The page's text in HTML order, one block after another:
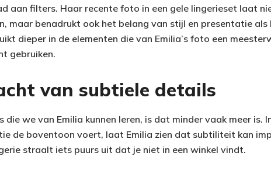
aan filters. Haar recente foto in een gele lingerieset laat
maar benadrukt ook het belang van stijl en presentatie
dieper in de elementen die van Emilia’s foto een
gebruiken.
van subtiele details
die we van Emilia kunnen leren, is dat minder vaak meer is.
de boventoon voert, laat Emilia zien dat subtiliteit kan
straalt iets puurs uit dat je niet in een winkel vindt.